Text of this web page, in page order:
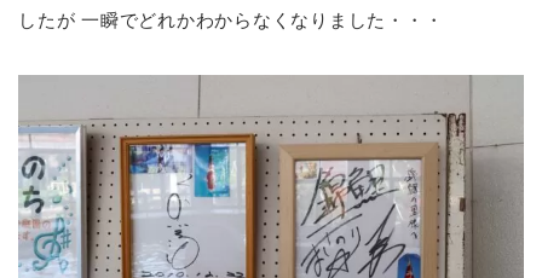
したが 一瞬でどれかわからなくなりました・・・